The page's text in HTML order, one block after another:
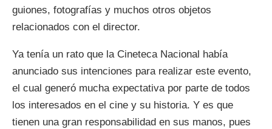
guiones, fotografías y muchos otros objetos
relacionados con el director.
Ya tenía un rato que la Cineteca Nacional había
anunciado sus intenciones para realizar este evento,
el cual generó mucha expectativa por parte de todos
los interesados en el cine y su historia. Y es que
tienen una gran responsabilidad en sus manos, pues